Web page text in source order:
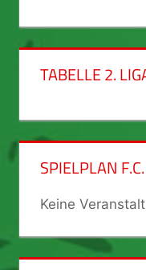
TABELLE 2.
SPIELPLAN
Keine